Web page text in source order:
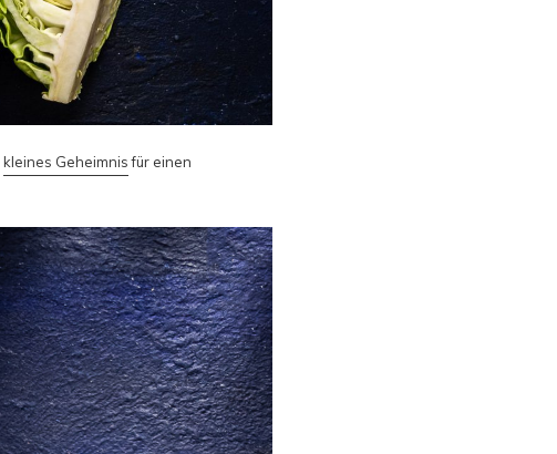
kleines Geheimnisfür einen